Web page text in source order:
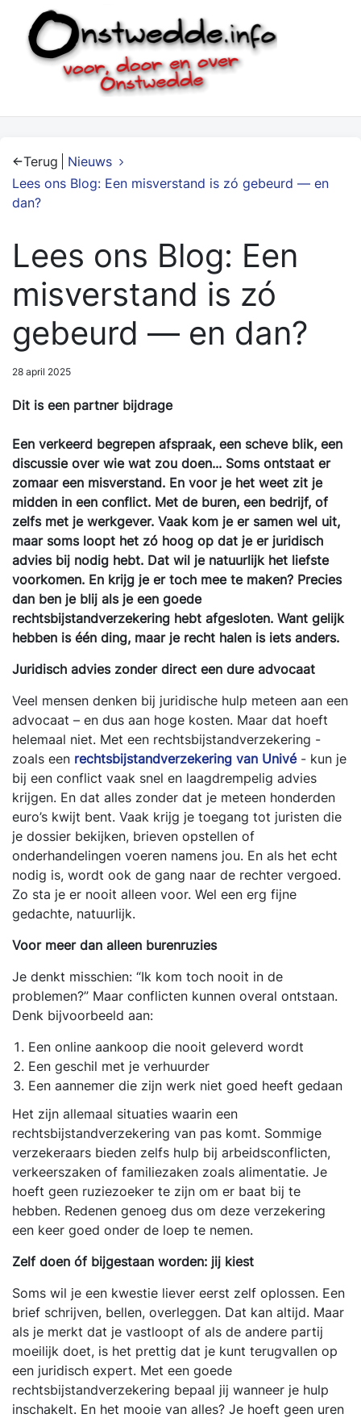
Terug
Nieuws
Lees ons Blog: Een misverstand is zó gebeurd — en
dan?
Lees ons Blog: Een
misverstand is zó
gebeurd — en dan?
28 april 2025
Dit is een partner bijdrage
Een verkeerd begrepen afspraak, een scheve blik, een
discussie over wie wat zou doen... Soms ontstaat er
zomaar een misverstand. En voor je het weet zit je
midden in een conflict. Met de buren, een bedrijf, of
zelfs met je werkgever. Vaak kom je er samen wel uit,
maar soms loopt het zó hoog op dat je er juridisch
advies bij nodig hebt. Dat wil je natuurlijk het liefste
voorkomen. En krijg je er toch mee te maken? Precies
dan ben je blij als je een goede
rechtsbijstandverzekering hebt afgesloten. Want gelijk
hebben is één ding, maar je recht halen is iets anders.
Juridisch advies zonder direct een dure advocaat
Veel mensen denken bij juridische hulp meteen aan een
advocaat – en dus aan hoge kosten. Maar dat hoeft
helemaal niet. Met een rechtsbijstandverzekering -
zoals een rechtsbijstandverzekering van Univé- kun je
bij een conflict vaak snel en laagdrempelig advies
krijgen. En dat alles zonder dat je meteen honderden
euro’s kwijt bent. Vaak krijg je toegang tot juristen die
je dossier bekijken, brieven opstellen of
onderhandelingen voeren namens jou. En als het echt
nodig is, wordt ook de gang naar de rechter vergoed.
Zo sta je er nooit alleen voor. Wel een erg fijne
gedachte, natuurlijk.
Voor meer dan alleen burenruzies
Je denkt misschien: “Ik kom toch nooit in de
problemen?” Maar conflicten kunnen overal ontstaan.
Denk bijvoorbeeld aan:
Een online aankoop die nooit geleverd wordt
Een geschil met je verhuurder
Een aannemer die zijn werk niet goed heeft gedaan
Het zijn allemaal situaties waarin een
rechtsbijstandverzekering van pas komt. Sommige
verzekeraars bieden zelfs hulp bij arbeidsconflicten,
verkeerszaken of familiezaken zoals alimentatie. Je
hoeft geen ruziezoeker te zijn om er baat bij te
hebben. Redenen genoeg dus om deze verzekering
een keer goed onder de loep te nemen.
Zelf doen óf bijgestaan worden: jij kiest
Soms wil je een kwestie liever eerst zelf oplossen. Een
brief schrijven, bellen, overleggen. Dat kan altijd. Maar
als je merkt dat je vastloopt of als de andere partij
moeilijk doet, is het prettig dat je kunt terugvallen op
een juridisch expert. Met een goede
rechtsbijstandverzekering bepaal jij wanneer je hulp
inschakelt. En het mooie van alles? Je hoeft geen uren